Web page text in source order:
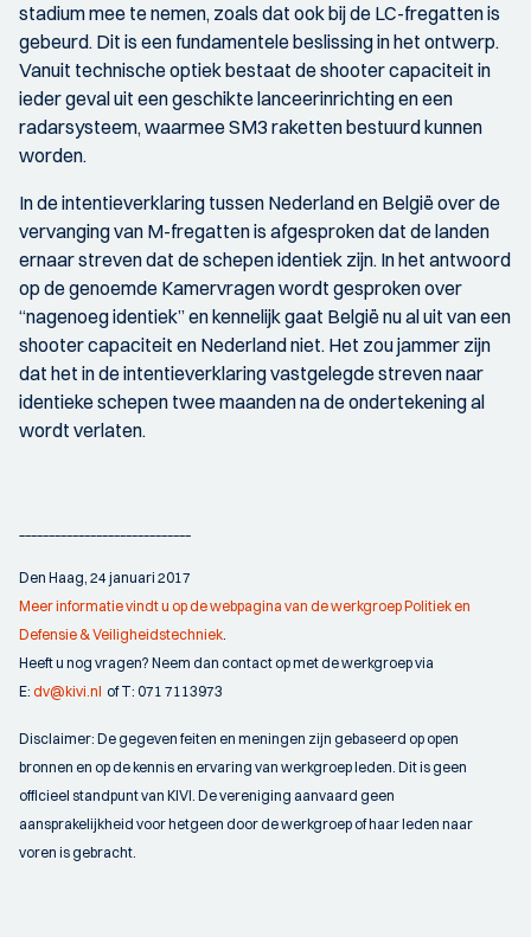
stadium mee te nemen, zoals dat ook bij de LC-fregatten is
gebeurd. Dit is een fundamentele beslissing in het ontwerp.
Vanuit technische optiek bestaat de shooter capaciteit in
ieder geval uit een geschikte lanceerinrichting en een
radarsysteem, waarmee SM3 raketten bestuurd kunnen
worden.
In de intentieverklaring tussen Nederland en België over de
vervanging van M-fregatten is afgesproken dat de landen
ernaar streven dat de schepen identiek zijn. In het antwoord
op de genoemde Kamervragen wordt gesproken over
“nagenoeg identiek” en kennelijk gaat België nu al uit van een
shooter capaciteit en Nederland niet. Het zou jammer zijn
dat het in de intentieverklaring vastgelegde streven naar
identieke schepen twee maanden na de ondertekening al
wordt verlaten.
Den Haag, 24 januari 2017
Meer informatie vindt u op de webpagina van de werkgroep Politiek en
Defensie & Veiligheidstechniek.
Heeft u nog vragen? Neem dan contact op met de werkgroep via
E: dv@kivi.nl of T: 071 7113973
Disclaimer: De gegeven feiten en meningen zijn gebaseerd op open
bronnen en op de kennis en ervaring van werkgroep leden. Dit is geen
officieel standpunt van KIVI. De vereniging aanvaard geen
aansprakelijkheid voor hetgeen door de werkgroep of haar leden naar
voren is gebracht.